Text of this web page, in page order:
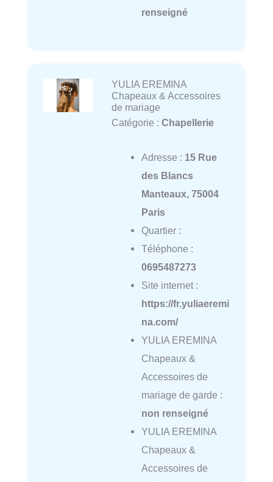
renseigné
YULIA EREMINA
Chapeaux & Accessoires
de mariage
Catégorie : Chapellerie
Adresse : 15 Rue
des Blancs
Manteaux, 75004
Paris
Quartier :
Téléphone :
0695487273
Site internet :
https://fr.yuliaeremi
na.com/
YULIA EREMINA
Chapeaux &
Accessoires de
mariage de garde :
non renseigné
YULIA EREMINA
Chapeaux &
Accessoires de